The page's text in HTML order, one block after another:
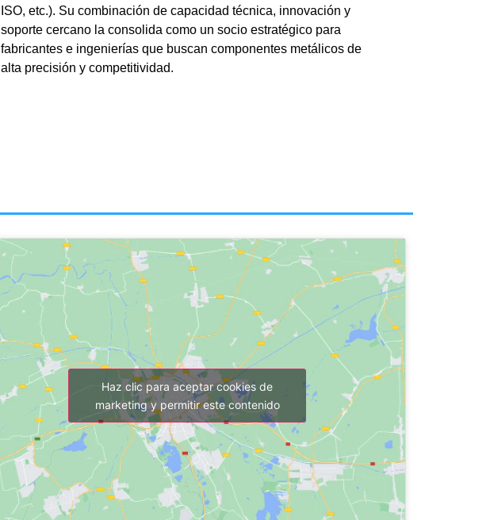
ISO, etc.). Su combinación de capacidad técnica, innovación y
soporte cercano la consolida como un socio estratégico para
fabricantes e ingenierías que buscan componentes metálicos de
alta precisión y competitividad.
Haz clic para aceptar cookies de
marketing y permitir este contenido